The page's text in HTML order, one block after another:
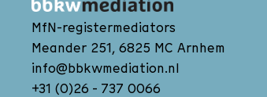
MfN-registermediators
Meander 251, 6825 MC Arnhem
info@bbkwmediation.nl
+31 (0)26 - 737 0066